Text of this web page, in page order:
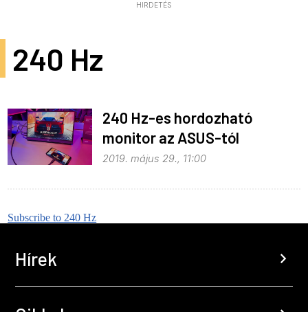
HIRDETÉS
240 Hz
240 Hz-es hordozható
monitor az ASUS-tól
2019. május 29., 11:00
Subscribe to 240 Hz
Hírek chevron_right